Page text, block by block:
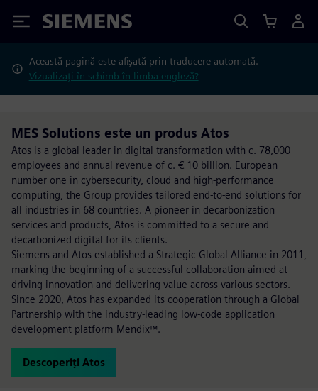
Siemens
Această pagină este afișată prin traducere automată.
Vizualizați în schimb în limba engleză?
MES Solutions este un produs Atos
Atos is a global leader in digital transformation with c. 78,000
employees and annual revenue of c. € 10 billion. European
number one in cybersecurity, cloud and high-performance
computing, the Group provides tailored end-to-end solutions for
all industries in 68 countries. A pioneer in decarbonization
services and products, Atos is committed to a secure and
decarbonized digital for its clients.
Siemens and Atos established a Strategic Global Alliance in 2011,
marking the beginning of a successful collaboration aimed at
driving innovation and delivering value across various sectors.
Since 2020, Atos has expanded its cooperation through a Global
Partnership with the industry-leading low-code application
development platform Mendix™.
Descoperiți Atos